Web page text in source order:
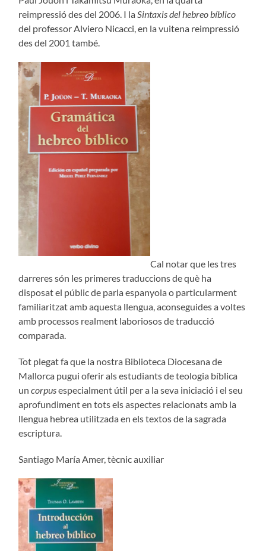
reimpressió des del 2006. I laSintaxis del hebreo bíblico
del professor Alviero Nicacci, en la vuitena reimpressió
des del 2001 també.
Cal notar que les tres
darreres són les primeres traduccions de què ha
disposat el públic de parla espanyola o particularment
familiaritzat amb aquesta llengua, aconseguides a voltes
amb processos realment laboriosos de traducció
comparada.
Tot plegat fa que la nostra Biblioteca Diocesana de
Mallorca pugui oferir als estudiants de teologia bíblica
uncorpusespecialment útil per a la seva iniciació i el seu
aprofundiment en tots els aspectes relacionats amb la
llengua hebrea utilitzada en els textos de la sagrada
escriptura.
Santiago María Amer, tècnic auxiliar